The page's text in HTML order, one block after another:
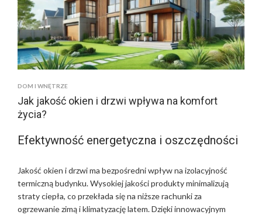
DOM I WNĘTRZE
Jak jakość okien i drzwi wpływa na komfort
życia?
Efektywność energetyczna i oszczędności
Jakość okien i drzwi ma bezpośredni wpływ na izolacyjność
termiczną budynku. Wysokiej jakości produkty minimalizują
straty ciepła, co przekłada się na niższe rachunki za
ogrzewanie zimą i klimatyzację latem. Dzięki innowacyjnym